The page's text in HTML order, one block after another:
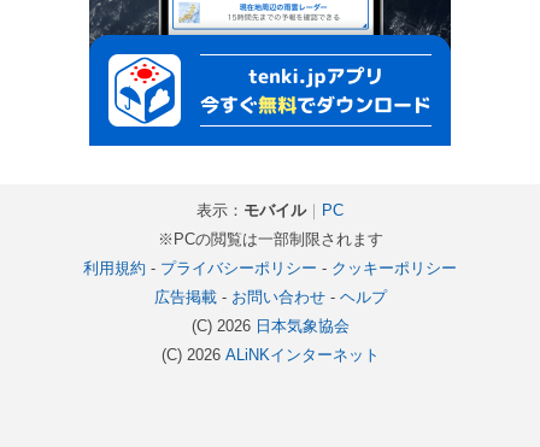
表示： モバイル｜
PC
※PCの閲覧は一部制限されます
利用規約 - プライバシーポリシー - クッキーポリシー
広告掲載- お問い合わせ- ヘルプ
(C) 2026 日本気象協会
(C) 2026 ALiNKインターネット